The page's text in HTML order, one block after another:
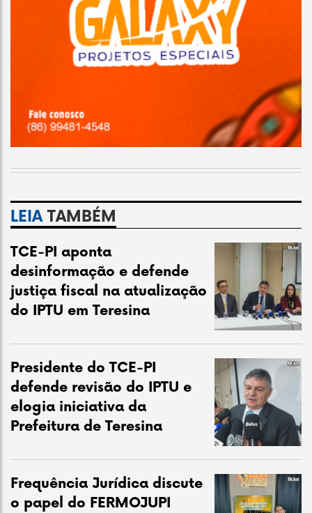
LEIATAMBÉM
TCE-PI aponta
desinformação e defende
justiça fiscal na atualização
do IPTU em Teresina
Presidente do TCE-PI
defende revisão do IPTU e
elogia iniciativa da
Prefeitura de Teresina
Frequência Jurídica discute
o papel do FERMOJUPI